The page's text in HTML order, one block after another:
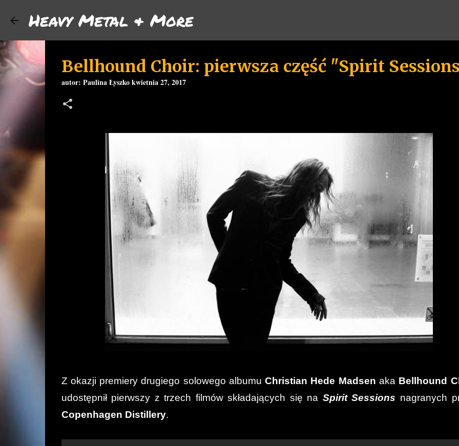
Heavy Metal & More
Bellhound Choir: pierwsza część "Spirit
autor: Paulina Łyszko kwietnia 27, 2017
Z okazji premiery drugiego solowego albumuChristian Hede Madsen aka Bellhound
udostępnił pierwszy z trzech filmów składających się na Spirit Sessions nagranych
Copenhagen Distillery.